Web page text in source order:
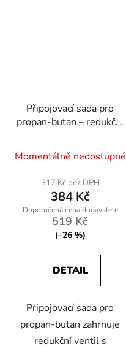
Připojovací sada pro
propan-butan – redukční
svorky a hadice 2 m
Momentálně nedostupné
317 Kč bez DPH
384 Kč
519 Kč
(–26 %)
DETAIL
Připojovací sada pro
propan-butan zahrnuje
redukční ventil s